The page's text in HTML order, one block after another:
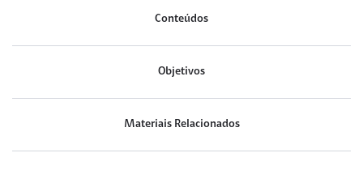
Conteúdos
Objetivos
Materiais Relacionados